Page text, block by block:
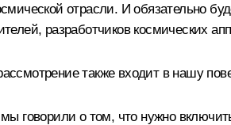
отрасли. И обязательно
разработчиков космических
также входит в нашу
говорили о том, что нужно